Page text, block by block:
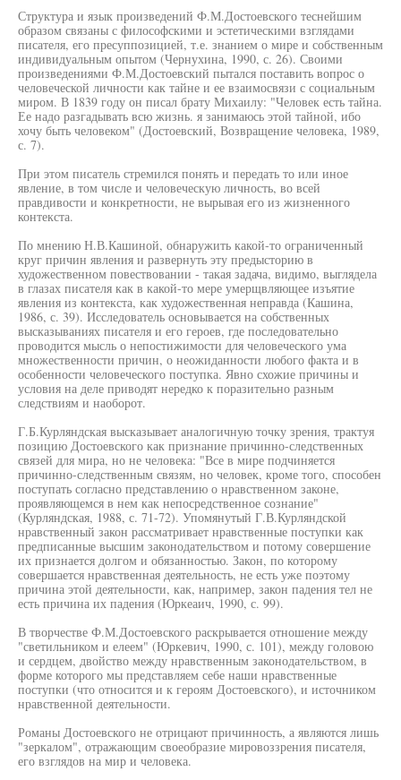
Структура и язык произведений Ф.М.Достоевского теснейшим
образом связаны с философскими и эстетическими взглядами
писателя, его пресуппозицией, т.е. знанием о мире и собственным
индивидуальным опытом (Чернухина, 1990, с. 26). Своими
произведениями Ф.М.Достоевский пытался поставить вопрос о
человеческой личности как тайне и ее взаимосвязи с социальным
миром. В 1839 году он писал брату Михаилу: "Человек есть тайна.
Ее надо разгадывать всю жизнь. я занимаюсь этой тайной, ибо
хочу быть человеком" (Достоевский, Возвращение человека, 1989,
с. 7).
При этом писатель стремился понять и передать то или иное
явление, в том числе и человеческую личность, во всей
правдивости и конкретности, не вырывая его из жизненного
контекста.
По мнению Н.В.Кашиной, обнаружить какой-то ограниченный
круг причин явления и развернуть эту предысторию в
художественном повествовании - такая задача, видимо, выглядела
в глазах писателя как в какой-то мере умерщвляющее изъятие
явления из контекста, как художественная неправда (Кашина,
1986, с. 39). Исследователь основывается на собственных
высказываниях писателя и его героев, где последовательно
проводится мысль о непостижимости для человеческого ума
множественности причин, о неожиданности любого факта и в
особенности человеческого поступка. Явно схожие причины и
условия на деле приводят нередко к поразительно разным
следствиям и наоборот.
Г.Б.Курляндская высказывает аналогичную точку зрения, трактуя
позицию Достоевского как признание причинно-следственных
связей для мира, но не человека: "Все в мире подчиняется
причинно-следственным связям, но человек, кроме того, способен
поступать согласно представлению о нравственном законе,
проявляющемся в нем как непосредственное сознание"
(Курляндская, 1988, с. 71-72). Упомянутый Г.В.Курляндской
нравственный закон рассматривает нравственные поступки как
предписанные высшим законодательством и потому совершение
их признается долгом и обязанностью. Закон, по которому
совершается нравственная деятельность, не есть уже поэтому
причина этой деятельности, как, например, закон падения тел не
есть причина их падения (Юркеаич, 1990, с. 99).
В творчестве Ф.М.Достоевского раскрывается отношение между
"светильником и елеем" (Юркевич, 1990, с. 101), между головою
и сердцем, двойство между нравственным законодательством, в
форме которого мы представляем себе наши нравственные
поступки (что относится и к героям Достоевского), и источником
нравственной деятельности.
Романы Достоевского не отрицают причинность, а являются лишь
"зеркалом", отражающим своеобразие мировоззрения писателя,
его взглядов на мир и человека.